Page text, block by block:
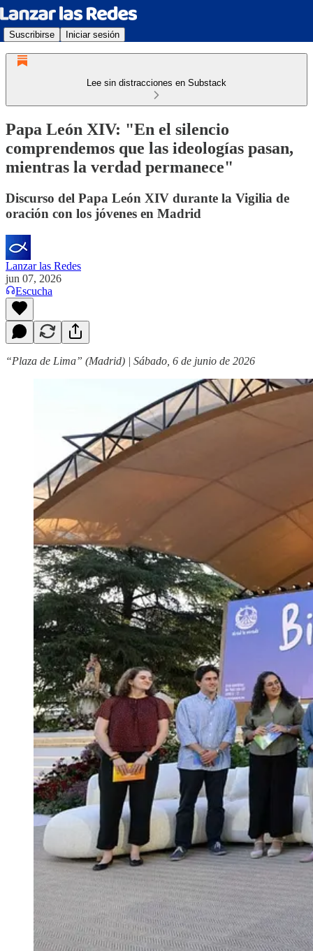
Suscribirse Iniciar sesión
Lee sin distracciones en Substack
Papa León XIV: "En el silencio
comprendemos que las ideologías pasan,
mientras la verdad permanece"
Discurso del Papa León XIV durante la Vigilia de
oración con los jóvenes en Madrid
Lanzar las Redes
jun 07, 2026
Escucha
“Plaza de Lima” (Madrid) | Sábado, 6 de junio de 2026